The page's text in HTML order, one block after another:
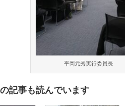
平岡元秀実行委員長
記事も読んでいます